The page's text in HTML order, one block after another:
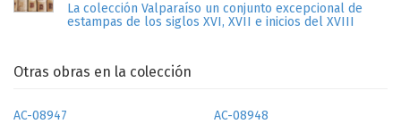
La colección Valparaíso un conjunto excepcional de
estampas de los siglos XVI, XVII e inicios del XVIII
Otras obras en la colección
AC-08947 AC-08948